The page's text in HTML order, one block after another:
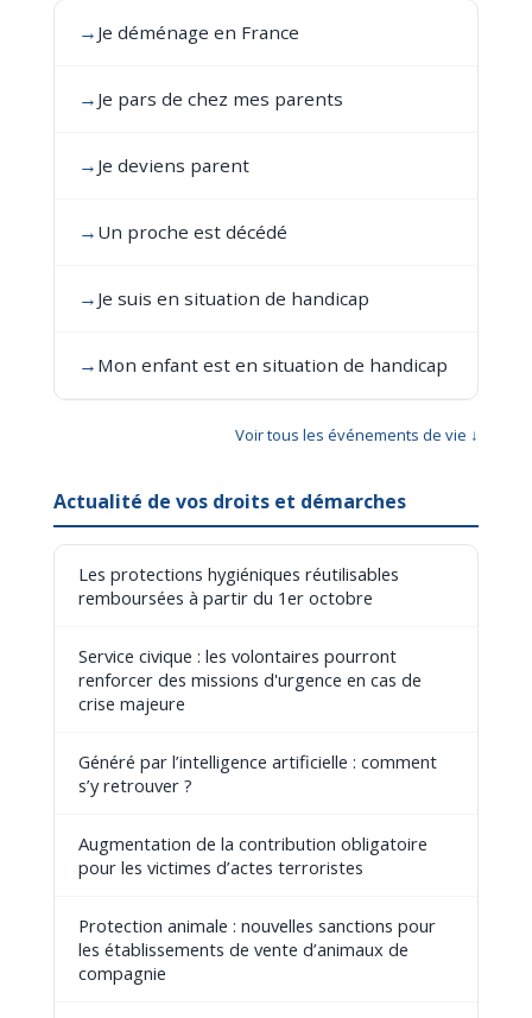
→ Je déménage en France
→ Je pars de chez mes parents
→ Je deviens parent
→ Un proche est décédé
→ Je suis en situation de handicap
→ Mon enfant est en situation de handicap
Voir tous les événements de vie ↓
Actualité de vos droits et démarches
Les protections hygiéniques réutilisables
remboursées à partir du 1er octobre
Service civique : les volontaires pourront
renforcer des missions d'urgence en cas de
crise majeure
Généré par l’intelligence artificielle : comment
s’y retrouver ?
Augmentation de la contribution obligatoire
pour les victimes d’actes terroristes
Protection animale : nouvelles sanctions pour
les établissements de vente d’animaux de
compagnie